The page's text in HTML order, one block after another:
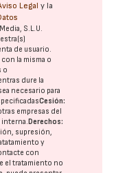
Legal y la
S.L.U.
de usuario.
la misma o
o
dure la
necesario para
Cesión:
empresas del
Derechos:
supresión,
y
con
el tratamiento no